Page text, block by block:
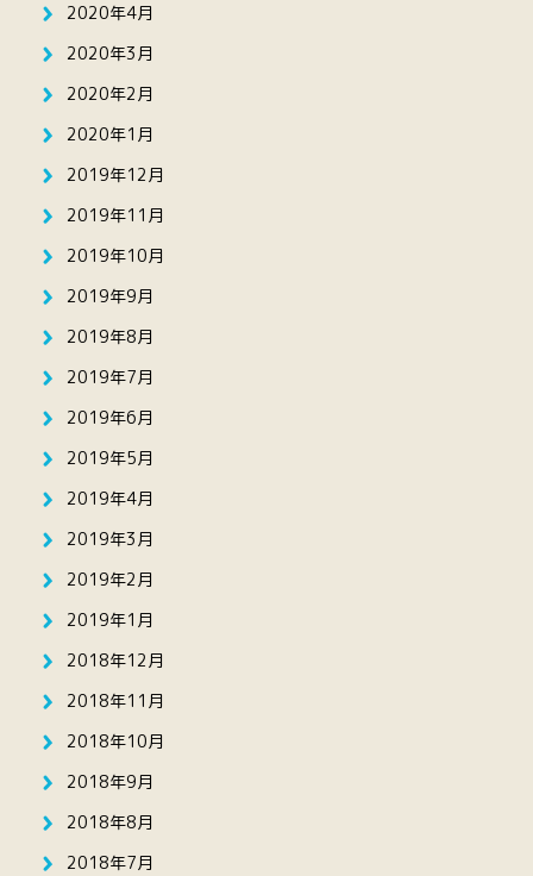
2020年4月
2020年3月
2020年2月
2020年1月
2019年12月
2019年11月
2019年10月
2019年9月
2019年8月
2019年7月
2019年6月
2019年5月
2019年4月
2019年3月
2019年2月
2019年1月
2018年12月
2018年11月
2018年10月
2018年9月
2018年8月
2018年7月